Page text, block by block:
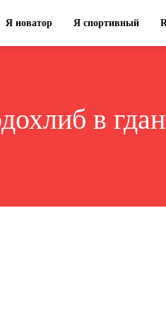
Я новатор Я спортивный
в